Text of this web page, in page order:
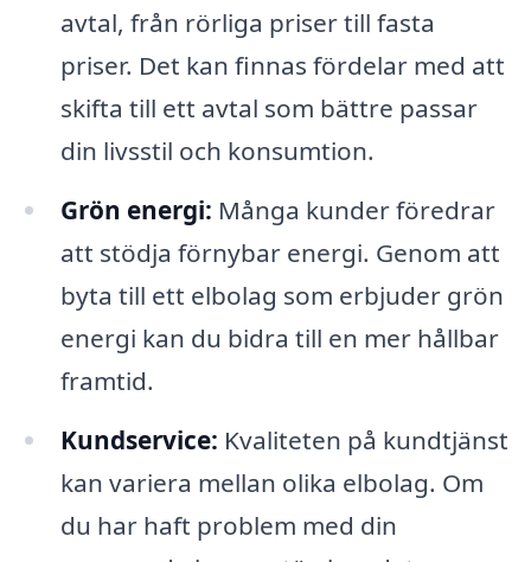
avtal, från rörliga priser till fasta
priser. Det kan finnas fördelar med att
skifta till ett avtal som bättre passar
din livsstil och konsumtion.
Grön energi: Många kunder föredrar
att stödja förnybar energi. Genom att
byta till ett elbolag som erbjuder grön
energi kan du bidra till en mer hållbar
framtid.
Kundservice: Kvaliteten på kundtjänst
kan variera mellan olika elbolag. Om
du har haft problem med din